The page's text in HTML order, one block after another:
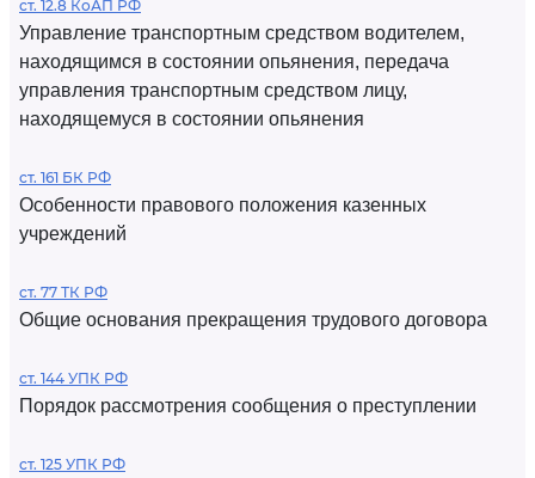
ст. 12.8 КоАП РФ
Управление транспортным средством водителем,
находящимся в состоянии опьянения, передача
управления транспортным средством лицу,
находящемуся в состоянии опьянения
ст. 161 БК РФ
Особенности правового положения казенных
учреждений
ст. 77 ТК РФ
Общие основания прекращения трудового договора
ст. 144 УПК РФ
Порядок рассмотрения сообщения о преступлении
ст. 125 УПК РФ